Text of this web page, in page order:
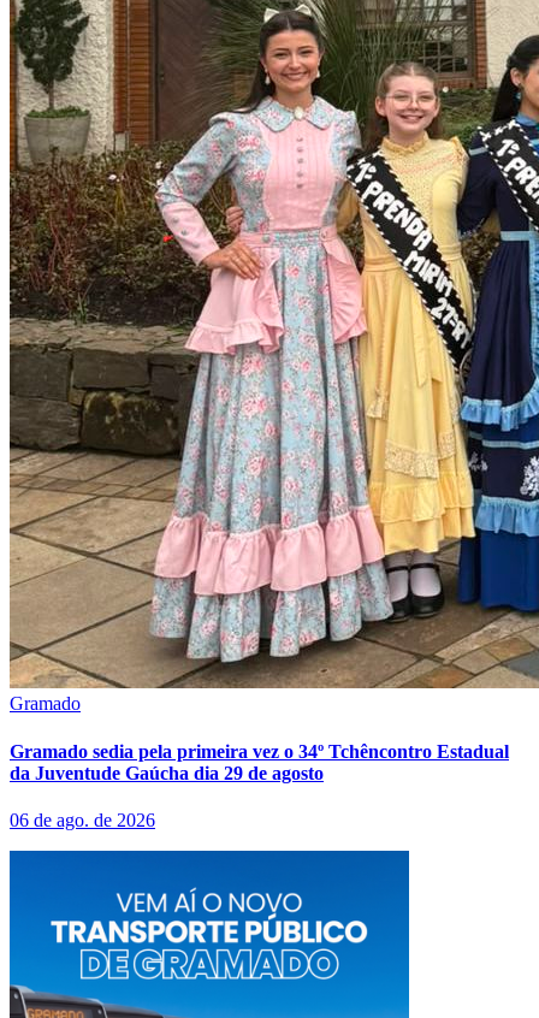
Gramado
Gramado sedia pela primeira vez o 34º Tchêncontro Estadual
da Juventude Gaúcha dia 29 de agosto
06 de ago. de 2026